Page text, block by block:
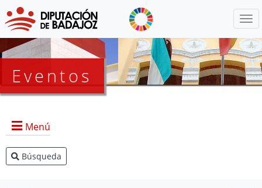
Eventos
Menú
Agenda Presidencia
Búsqueda